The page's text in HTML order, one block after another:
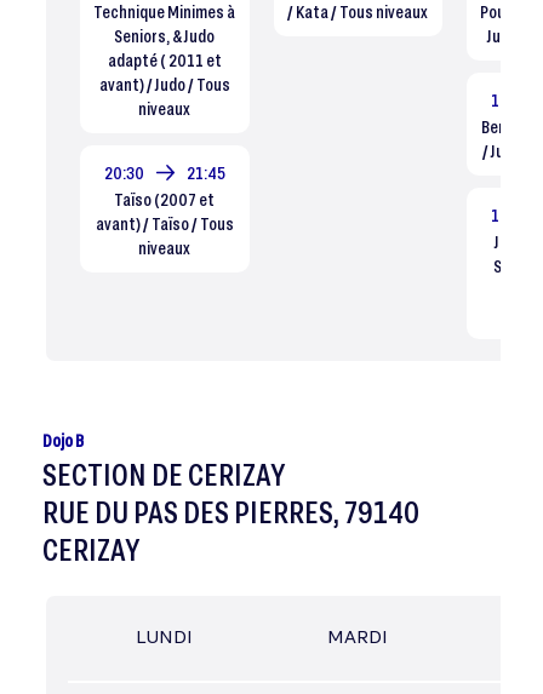
Technique Minimes à
Seniors, & Judo
adapté ( 2011 et
avant) / Judo / Tous
niveaux
20:30
21:45
Taïso (2007 et
avant) / Taïso / Tous
niveaux
/ Kata / Tous niveaux
Judo /
17:00
/ Judo /
18:30
Judo
Dojo B
SECTION DE CERIZAY
RUE DU PAS DES PIERRES, 79140
CERIZAY
LUNDI MARDI